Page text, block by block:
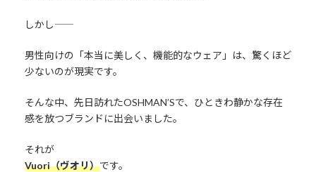
しかし――
男性向けの「本当に美しく、機能的なウェア」は、驚くほど
少ないのが現実です。
そんな中、先日訪れたOSHMAN’Sで、ひときわ静かな存在
感を放つブランドに出会いました。
それが
Vuori（ヴオリ）です。